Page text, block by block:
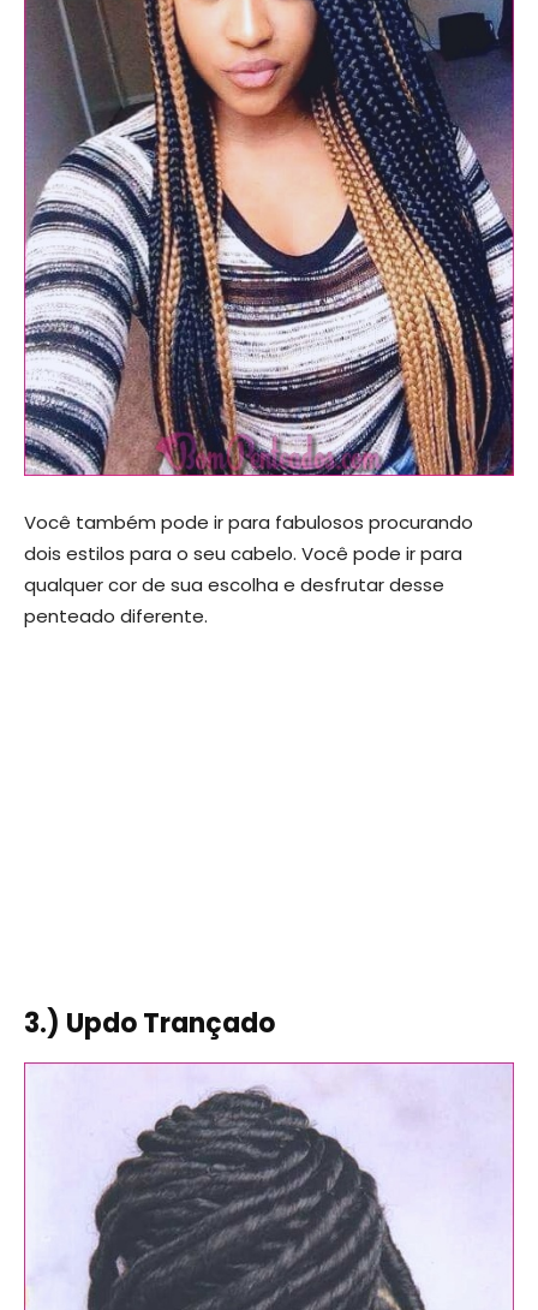
Você também pode ir para fabulosos procurando
dois estilos para o seu cabelo. Você pode ir para
qualquer cor de sua escolha e desfrutar desse
penteado diferente.
3.) Updo Trançado